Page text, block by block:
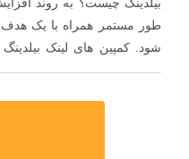
بیلدینگ چیست؟ به روند
طور مستمر همراه با یک هدف
شود. کمپین های لینک
سایت برای ساخت لینک …